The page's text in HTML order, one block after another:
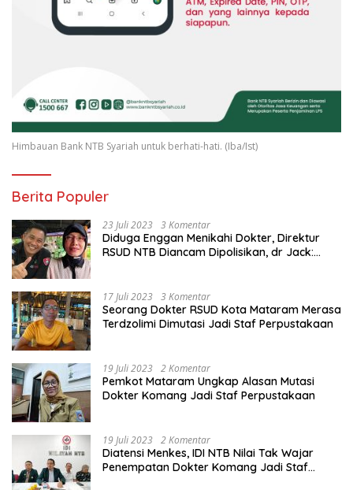
Himbauan Bank NTB Syariah untuk berhati-hati. (Iba/Ist)
Berita Populer
23 Juli 2023 3 Komentar
Diduga Enggan Menikahi Dokter, Direktur
RSUD NTB Diancam Dipolisikan, dr Jack:
17 Juli 2023 3 Komentar
Seorang Dokter RSUD Kota Mataram Merasa
Terdzolimi Dimutasi Jadi Staf Perpustakaan
19 Juli 2023 2 Komentar
Pemkot Mataram Ungkap Alasan Mutasi
Dokter Komang Jadi Staf Perpustakaan
19 Juli 2023 2 Komentar
Diatensi Menkes, IDI NTB Nilai Tak Wajar
Penempatan Dokter Komang Jadi Staf